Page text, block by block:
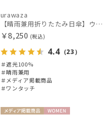
urawaza
【晴雨兼用折りたたみ日傘】ウラワザ（urawaza）無地 55㎝ 晴雨兼用 遮光100% UV100% 自動開閉 ワンタッチ
￥8,250 (税込)
4.4 （23）
＃遮光100%
＃晴雨兼用
＃メディア掲載商品
＃ワンタッチ